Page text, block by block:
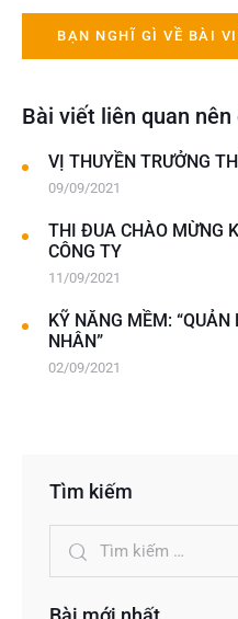
Bài viết liên quan nên
VỊ THUYỀN TRƯỞNG
09/09/2021
THI ĐUA CHÀO MỪNG
CÔNG TY
11/09/2021
KỸ NĂNG MỀM:
NHÂN”
02/09/2021
Tìm kiếm